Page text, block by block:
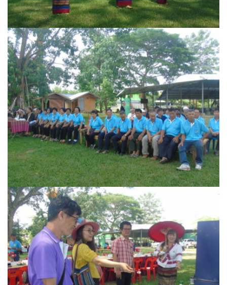
เฮือนสล่า โฮมสเตย์
โกโก้วัลเล่ย์รีสอร์ท
โบทานิกการ์เดนน่าน เกสเฮาส์
โรงแรมลีลาวดี
โรงแรมแสงอรุณ
โรงแรมโกลเด้น
โฮมปอย
ไร่ต้นรักออร์แกนิคฟาร์ม
ไร่ศรีทองโฮมสเตย์
ไร่หลวงเทพโฮมสเตย์
ธุรกิจนำเที่ยว/ตัวแทนท่องเที่ยว
ธุรกิจรถเช่า/รถโดยสารสาธารณะ